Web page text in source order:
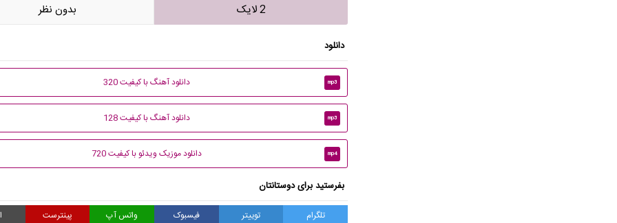
2 لایک بدون نظر
دانلود
mp3 دانلود آهنگ با کیفیت 320
mp3 دانلود آهنگ با کیفیت 128
mp4 دانلود موزیک ویدئو با کیفیت 720
بفرستید برای دوستانتان
تلگرام توییتر فیسبوک واتس آپ پینترست